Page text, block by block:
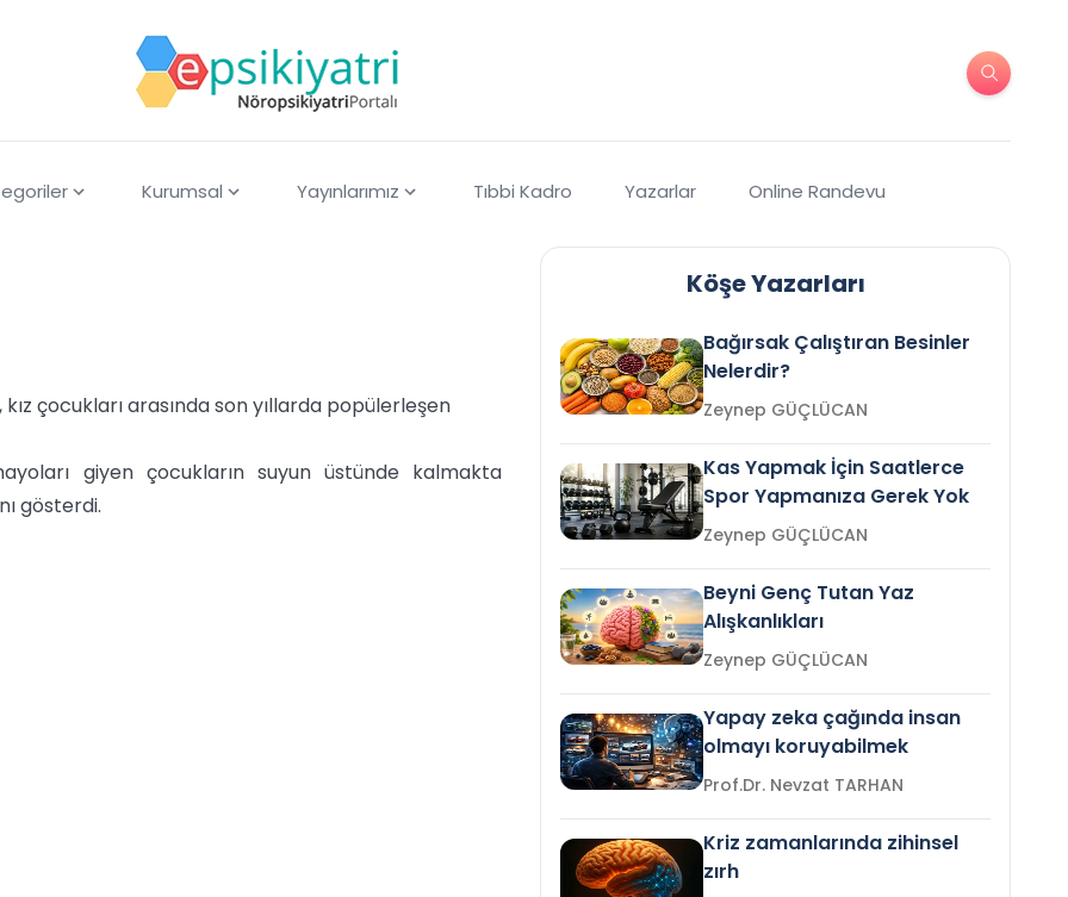
Kurumsal Yayınlarımız Tıbbi Kadro Yazarlar Online Randevu
çocukları arasında son yıllarda popülerleşen
giyen çocukların suyun üstünde kalmakta
gösterdi.
Köşe Yazarları
Bağırsak Çalıştıran Besinler
Nelerdir?
Zeynep GÜÇLÜCAN
Kas Yapmak İçin Saatlerce
Spor Yapmanıza Gerek Yok
Zeynep GÜÇLÜCAN
Beyni Genç Tutan Yaz
Alışkanlıkları
Zeynep GÜÇLÜCAN
Yapay zeka çağında insan
olmayı koruyabilmek
Prof.Dr. Nevzat TARHAN
Kriz zamanlarında zihinsel
zırh